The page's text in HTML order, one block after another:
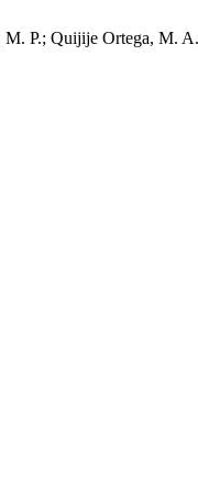
P.; Quijije Ortega, M.